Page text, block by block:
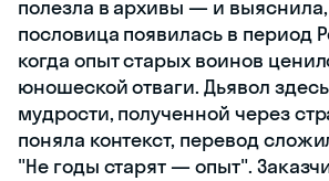
полезла в архивы — и выяснила,
пословица появилась в период
когда опыт старых воинов
юношеской отваги. Дьявол
мудрости, полученной через
поняла контекст, перевод
"Не годы старят — опыт".